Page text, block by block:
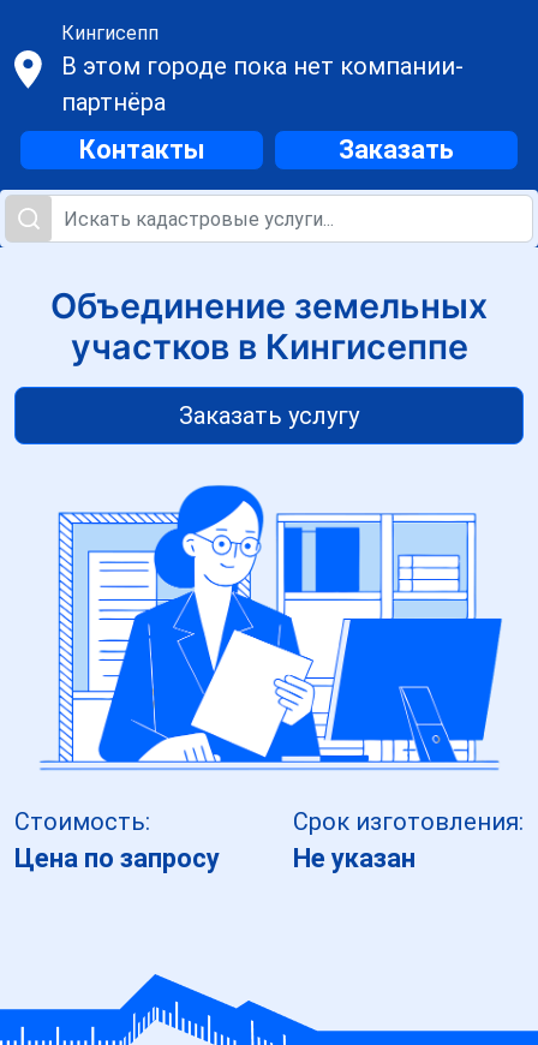
Кингисепп
В этом городе пока нет компании-
партнёра
Контакты Заказать
Объединение земельных
участков в Кингисеппе
Заказать услугу
Стоимость:
Цена по запросу
Срок изготовления:
Не указан